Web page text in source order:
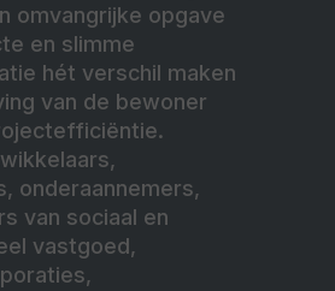
omvangrijke opgave
en slimme
hét verschil maken
van de bewoner
onderaannemers,
van sociaal en
vastgoed,